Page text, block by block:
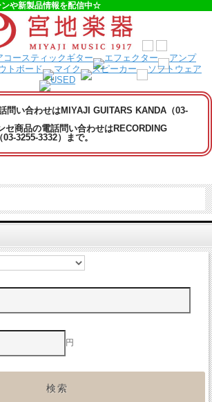
や新製品情報を配信中☆
問い合わせはMIYAJI GUITARS KANDA（03-
セ商品の電話問い合わせはRECORDING
3255-3332）まで。
円